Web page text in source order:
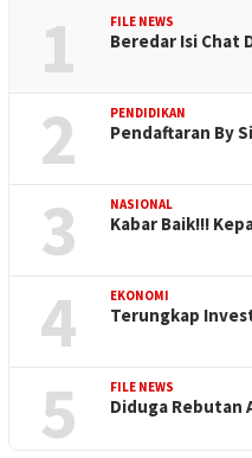
1 FILE NEWS
Beredar Isi Chat
2 PENDIDIKAN
Pendaftaran By
3 NASIONAL
Kabar Baik!!!
4 EKONOMI
Terungkap
5 FILE NEWS
Diduga Rebutan